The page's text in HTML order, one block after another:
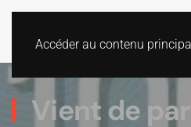
Accéder au contenu
Vient de